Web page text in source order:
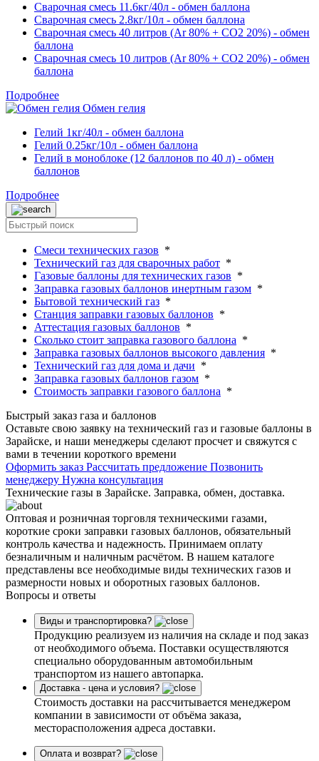
Сварочная смесь 11.6кг/40л - обмен баллона
Сварочная смесь 2.8кг/10л - обмен баллона
Сварочная смесь 40 литров (Ar 80% + CO2 20%) - обмен
баллона
Сварочная смесь 10 литров (Ar 80% + CO2 20%) - обмен
баллона
Подробнее
Обмен гелия
Гелий 1кг/40л - обмен баллона
Гелий 0.25кг/10л - обмен баллона
Гелий в моноблоке (12 баллонов по 40 л) - обмен
баллонов
Подробнее
Смеси технических газов *
Технический газ для сварочных работ *
Газовые баллоны для технических газов *
Заправка газовых баллонов инертным газом *
Бытовой технический газ *
Станция заправки газовых баллонов *
Аттестация газовых баллонов *
Сколько стоит заправка газового баллона *
Заправка газовых баллонов высокого давления *
Технический газ для дома и дачи *
Заправка газовых баллонов газом *
Стоимость заправки газового баллона *
Быстрый заказ газа и баллонов
Оставьте свою заявку на технический газ и газовые баллоны в
Зарайске, и наши менеджеры сделают просчет и свяжутся с
вами в течении короткого времени
Оформить заказ Рассчитать предложение Позвонить
менеджеру Нужна консультация
Технические газы в Зарайске. Заправка, обмен, доставка.
Оптовая и розничная торговля техническими газами,
короткие сроки заправки газовых баллонов, обязательный
контроль качества и надежность. Принимаем оплату
безналичным и наличным расчётом. В нашем каталоге
представлены все необходимые виды технических газов и
размерности новых и оборотных газовых баллонов.
Вопросы и ответы
Виды и транспортировка?
Продукцию реализуем из наличия на складе и под заказ
от необходимого объема. Поставки осуществляются
специально оборудованным автомобильным
транспортом из нашего автопарка.
Доставка - цена и условия?
Стоимость доставки на рассчитывается менеджером
компании в зависимости от объёма заказа,
месторасположения адреса доставки.
Оплата и возврат?